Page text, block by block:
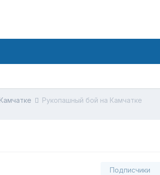
Рукопашный бой на Камчатке
Подписчики